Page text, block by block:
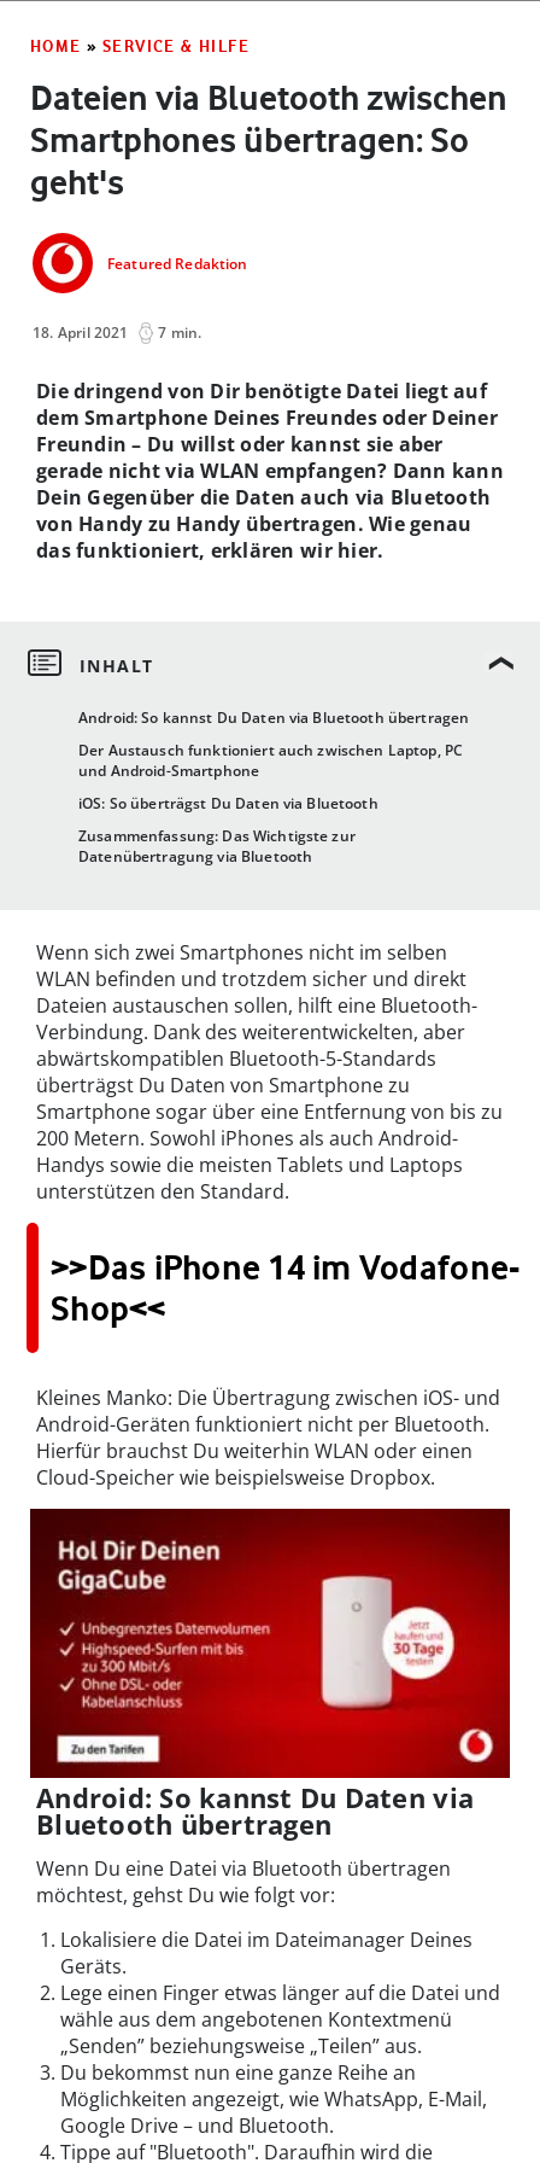
HOME » SERVICE & HILFE
Dateien via Bluetooth zwischen
Smartphones übertragen: So
geht's
Featured Redaktion
18. April 2021 7 min.
Android: So kannst Du Daten via Bluetooth übertragen
Der Austausch funktioniert auch zwischen Laptop, PC
und Android-Smartphone
iOS: So überträgst Du Daten via Bluetooth
Zusammenfassung: Das Wichtigste zur
Datenübertragung via Bluetooth
Die dringend von Dir benötigte Datei liegt auf
dem Smartphone Deines Freundes oder Deiner
Freundin – Du willst oder kannst sie aber
gerade nicht via WLAN empfangen? Dann kann
Dein Gegenüber die Daten auch via Bluetooth
von Handy zu Handy übertragen. Wie genau
das funktioniert, erklären wir hier.
Wenn sich zwei Smartphones nicht im selben
WLAN befinden und trotzdem sicher und direkt
Dateien austauschen sollen, hilft eine Bluetooth-
Verbindung. Dank des weiterentwickelten, aber
abwärtskompatiblen Bluetooth-5-Standards
überträgst Du Daten von Smartphone zu
Smartphone sogar über eine Entfernung von bis zu
200 Metern. Sowohl iPhones als auch Android-
Handys sowie die meisten Tablets und Laptops
unterstützen den Standard.
>>Das iPhone 14 im Vodafone-
Shop<<
Kleines Manko: Die Übertragung zwischen iOS- und
Android-Geräten funktioniert nicht per Bluetooth.
Hierfür brauchst Du weiterhin WLAN oder einen
Cloud-Speicher wie beispielsweise Dropbox.
Android: So kannst Du Daten via
Bluetooth übertragen
Wenn Du eine Datei via Bluetooth übertragen
möchtest, gehst Du wie folgt vor:
Lokalisiere die Datei im Dateimanager Deines
Geräts.
Lege einen Finger etwas länger auf die Datei und
wähle aus dem angebotenen Kontextmenü
„Senden” beziehungsweise „Teilen” aus.
Du bekommst nun eine ganze Reihe an
Möglichkeiten angezeigt, wie WhatsApp, E-Mail,
Google Drive – und Bluetooth.
Tippe auf "Bluetooth". Daraufhin wird die